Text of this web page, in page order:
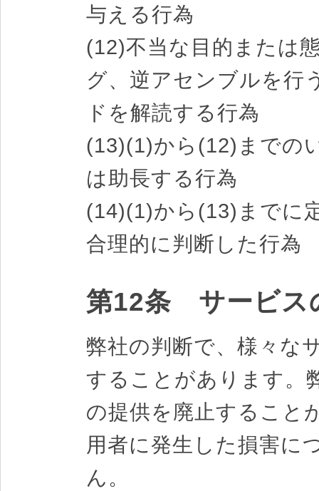
与える行為
(12)不当な目的または
グ、逆アセンブルを行
ドを解読する行為
(13)(1)から(12)までの
は助長する行為
(14)(1)から(13)までに
合理的に判断した行為
第12条 サービス
弊社の判断で、様々な
することがあります。
の提供を廃止すること
用者に発生した損害に
ん。